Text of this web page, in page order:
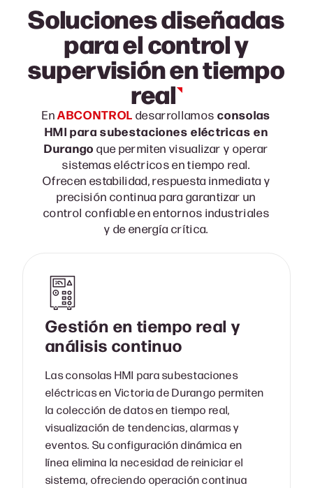
Soluciones diseñadas
para el control y
supervisión en tiempo
real
EnABCONTROL desarrollamos consolas
HMI para subestaciones eléctricas en
Durango que permiten visualizar y operar
sistemas eléctricos en tiempo real.
Ofrecen estabilidad, respuesta inmediata y
precisión continua para garantizar un
control confiable en entornos industriales
y de energía crítica.
Gestión en tiempo real y
análisis continuo
Las consolas HMI para subestaciones
eléctricas en Victoria de Durango permiten
la colección de datos en tiempo real,
visualización de tendencias, alarmas y
eventos. Su configuración dinámica en
línea elimina la necesidad de reiniciar el
sistema, ofreciendo operación continua